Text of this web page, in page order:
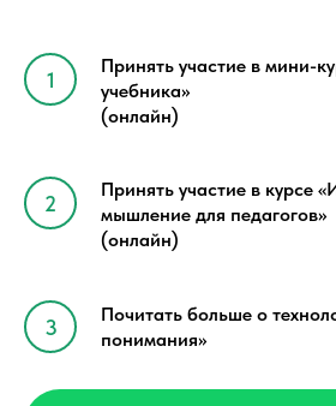
Принять участие в мини-
учебника»
(онлайн)
Принять участие в курсе
мышление для педагогов»
(онлайн)
Почитать больше о
понимания»